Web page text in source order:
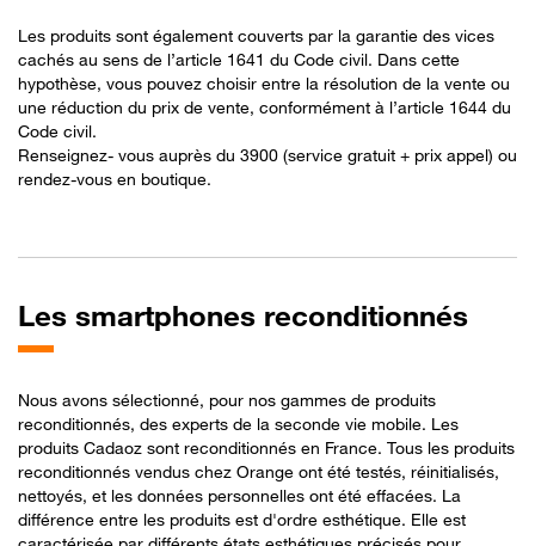
Les produits sont également couverts par la garantie des vices
cachés au sens de l’article 1641 du Code civil. Dans cette
hypothèse, vous pouvez choisir entre la résolution de la vente ou
une réduction du prix de vente, conformément à l’article 1644 du
Code civil.​
Renseignez- vous auprès du 3900 (service gratuit + prix appel) ou
rendez-vous en boutique.
Les smartphones reconditionnés
Nous avons sélectionné, pour nos gammes de produits
reconditionnés, des experts de la seconde vie mobile. Les
produits Cadaoz sont reconditionnés en France. Tous les produits
reconditionnés vendus chez Orange ont été testés, réinitialisés,
nettoyés, et les données personnelles ont été effacées. La
différence entre les produits est d'ordre esthétique. Elle est